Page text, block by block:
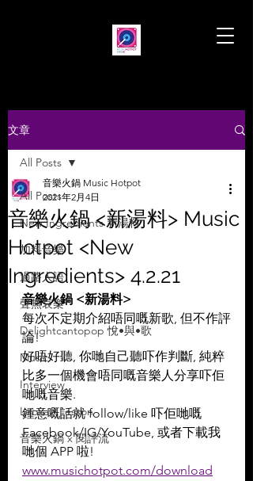
文章
All Posts
New Ingredients 新湯料
加料音樂
過路人語
聲無哀樂
Delightcantopop 悅•與•歌
Music
Interview
Leoxavi Lesson
音樂火鍋 x 閱評流
All Posts
音樂火鍋 <新湯料> Music
Hotpot <New
Ingredients> 4.2.21
音樂火鍋 Music Hotpot
2021年2月4日
音樂火鍋 <新湯料>
每次不定期介紹唔同嘅新歌, 但不作評
論!
好唔好聽, 你哋自己聽吓作判斷, 純粹
比多一個機會唔同嘅音樂人分享吓佢
哋嘅音樂.
鍾意嘅話就 follow/like 吓佢哋嘅
Facebook/IG/YouTube, 或者下載我
哋個 APP 啦!
www.musichotpot.com/download